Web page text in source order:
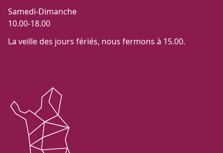
Samedi-Dimanche
10.00-18.00
La veille des jours fériés, nous fermons à 15.00.